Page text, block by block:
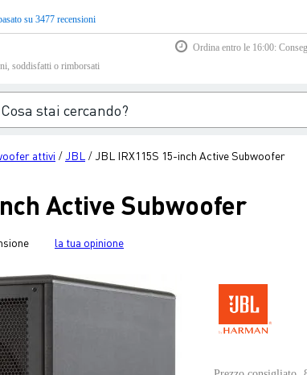
su 3477 recensioni
Ordina entro le 16:00:
soddisfatti o rimborsati
attivi / JBL / JBL IRX115S 15-inch Active Subwoofer
Active Subwoofer
la tua opinione